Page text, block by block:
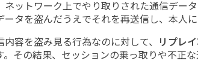
ネットワーク上でやり取りされた通信デ
ータを盗んだうえでそれを再送信し、本人
容を盗み見る行為なのに対して、
リプレ
その結果、セッションの乗っ取りや不正